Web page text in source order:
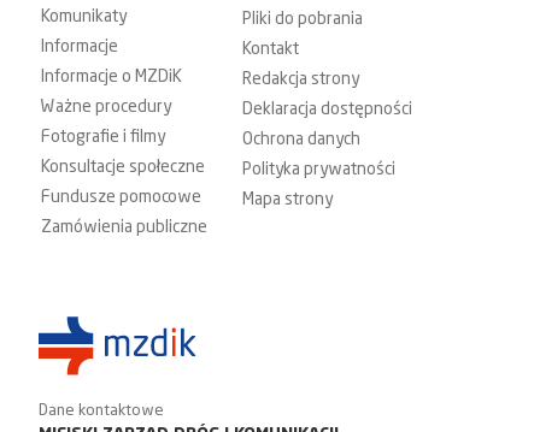
Komunikaty
Informacje
Informacje o MZDiK
Ważne procedury
Fotografie i filmy
Konsultacje społeczne
Fundusze pomocowe
Zamówienia publiczne
Pliki do pobrania
Kontakt
Redakcja strony
Deklaracja dostępności
Ochrona danych
Polityka prywatności
Mapa strony
Dane kontaktowe